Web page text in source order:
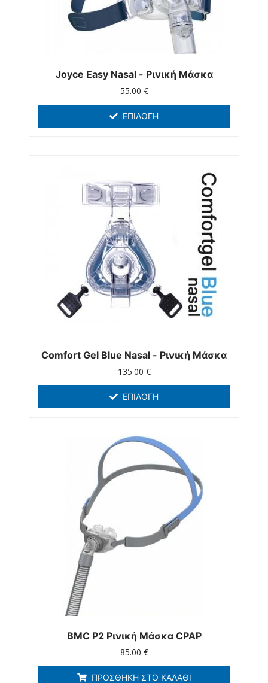
Joyce Easy Nasal - Ρινική Μάσκα
55.00 €
ΕΠΙΛΟΓΉ
Comfort Gel Blue Nasal - Ρινική Μάσκα
135.00 €
ΕΠΙΛΟΓΉ
BMC P2 Ρινική Μάσκα CPAP
85.00 €
ΠΡΟΣΘΉΚΗ ΣΤΟ ΚΑΛΆΘΙ